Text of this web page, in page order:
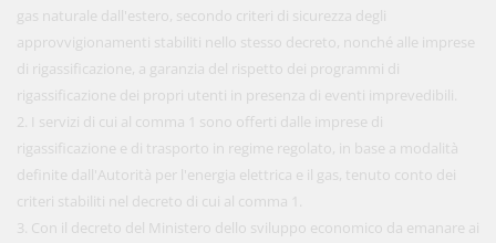
gas naturale dall'estero, secondo criteri di sicurezza degli
approvvigionamenti stabiliti nello stesso decreto, nonché alle imprese
di rigassificazione, a garanzia del rispetto dei programmi di
rigassificazione dei propri utenti in presenza di eventi imprevedibili.
2. I servizi di cui al comma 1 sono offerti dalle imprese di
rigassificazione e di trasporto in regime regolato, in base a modalità
definite dall'Autorità per l'energia elettrica e il gas, tenuto conto dei
criteri stabiliti nel decreto di cui al comma 1.
3. Con il decreto del Ministero dello sviluppo economico da emanare ai